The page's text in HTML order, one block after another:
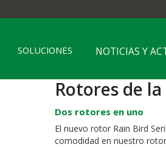
SOLUCIONES NOTICIAS Y
Rotores de
Dos rotores en uno
El nuevo rotor Rain Bird
comodidad en nuestro